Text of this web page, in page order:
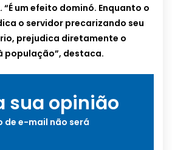
um efeito dominó. Enquanto o
o servidor precarizando seu
prejudica diretamente o
população”, destaca.
sua opinião
de e-mail não será